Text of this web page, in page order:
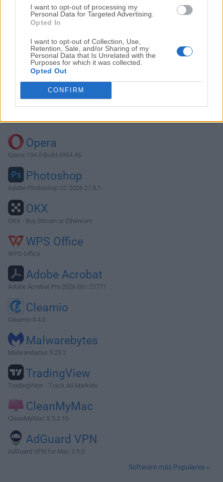
I want to opt-out of processing my
Personal Data for Targeted Advertising.
Opted In
I want to opt-out of Collection, Use,
Retention, Sale, and/or Sharing of my
Personal Data that Is Unrelated with the
Purposes for which it was collected.
Opted Out
CONFIRM
Descargar MongoDB Compass 1.40.2
¿Por qué se publica esta aplicación en FileHorse? (
información
Opera
Opera 134.0 Build 5954.46
Photoshop
Adobe Photoshop CC 2026 27.9.1
OKX
OKX - Buy Bitcoin or Ethereum
WPS Office
WPS Office
Adobe Acrobat
Adobe Acrobat Pro 2026.001.21771
Cleamio
Cleamio 3.4.0
Malwarebytes
Malwarebytes 5.25.2
TradingView
TradingView - Track All Markets
CleanMyMac
CleanMyMac X 5.2.10
AdGuard VPN
AdGuard VPN for Mac 2.9.0
Software más Populares »